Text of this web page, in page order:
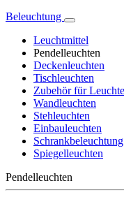
Beleuchtung
Leuchtmittel
Pendelleuchten
Deckenleuchten
Tischleuchten
Zubehör für
Wandleuchten
Stehleuchten
Einbauleuchten
Schrankbeleuchtung
Spiegelleuchten
Pendelleuchten